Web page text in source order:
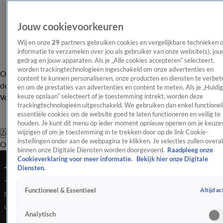
OverzichtAfleveringen Entertainment TV Algemeen
Tip
de redactieNieuwsbrief
Volg Shownieuws
Zoeken
OverzichtEntertainmentSpraakmakendRealityCrimeVideo's
Jort Kelder wint rechtszaak tegen Google
28 mrt 2024, 09:56
Na een jarenlange juridische strijd heeft Jort Kelder
uiteindelijk de rechtszaak tegen Google gewonnen. Het
Gerechtshof in Amsterdam oordeelde dat het bedrijf
Jouw cookievoorkeuren
Wij en onze 29 partners gebruiken cookies en vergelijkbare technieken
informatie te verzamelen over jou als gebruiker van onze website(s),
gedrag en jouw apparaten. Als je „Alle cookies accepteren” selecteert,
worden trackingtechnologieën ingeschakeld om onze advertenties en
content te kunnen personaliseren, onze producten en diensten te
en om de prestaties van advertenties en content te meten. Als je
keuze opslaan” selecteert of je toestemming intrekt, worden deze
trackingtechnologieën uitgeschakeld. We gebruiken dan enkel
essentiële cookies om de website goed te laten functioneren en veilig te
houden. Je kunt dit menu op ieder moment opnieuw openen om je
wijzigen of om je toestemming in te trekken door op de link Cookie-
instellingen onder aan de webpagina te klikken. Je selecties zullen overal
binnen onze Digitale Diensten worden doorgevoerd. Raadpleeg onze
Cookieverklaring voor meer informatie.
Bekijk hier onze Digitale
Diensten.
Functioneel & Essentieel Altijd
Analytisch